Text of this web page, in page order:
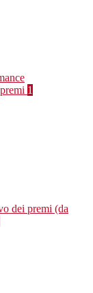
1
dei premi (da